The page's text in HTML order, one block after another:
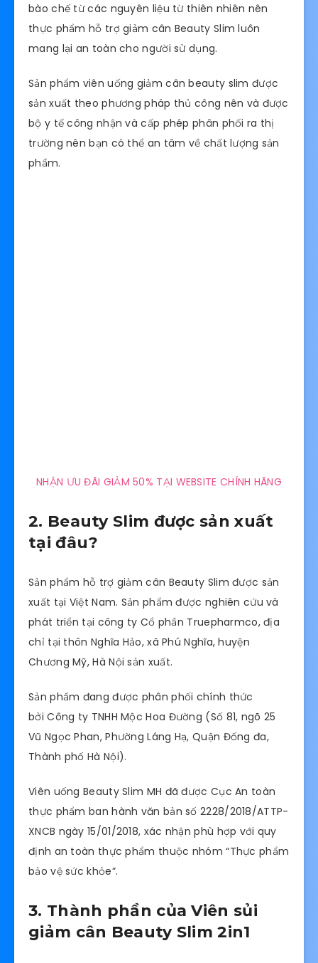
bào chế từ các nguyên liệu từ thiên nhiên nên
thực phẩm hỗ trợ giảm cân Beauty Slim luôn
mang lại an toàn cho người sử dụng.
Sản phẩm viên uống giảm cân beauty slim được
sản xuất theo phương pháp thủ công nên và được
bộ y tế công nhận và cấp phép phân phối ra thị
trường nên bạn có thể an tâm về chất lượng sản
phẩm.
NHẬN ƯU ĐÃI GIẢM 50% TẠI WEBSITE CHÍNH HÃNG
2. Beauty Slim được sản xuất
tại đâu?
Sản phẩm hỗ trợ giảm cân Beauty Slim được sản
xuất tại Việt Nam. Sản phẩm được nghiên cứu và
phát triển tại công ty Cổ phần Truepharmco, địa
chỉ tại thôn Nghĩa Hảo, xã Phú Nghĩa, huyện
Chương Mỹ, Hà Nội sản xuất.
Sản phẩm đang được phân phối chính thức
bởi Công ty TNHH Mộc Hoa Đường (Số 81, ngõ 25
Vũ Ngọc Phan, Phường Láng Hạ, Quận Đống đa,
Thành phố Hà Nội).
Viên uống Beauty Slim MH đã được Cục An toàn
thực phẩm ban hành văn bản số 2228/2018/ATTP-
XNCB ngày 15/01/2018, xác nhận phù hợp với quy
định an toàn thực phẩm thuộc nhóm “Thực phẩm
bảo vệ sức khỏe”.
3. Thành phần của Viên sủi
giảm cân Beauty Slim 2in1